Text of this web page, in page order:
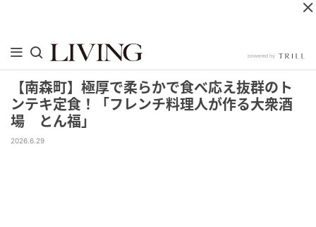
【南森町】極厚で柔らかで食べ応え抜群のト
ンテキ定食！「フレンチ料理人が作る大衆酒
場 とん福」
2026.6.29